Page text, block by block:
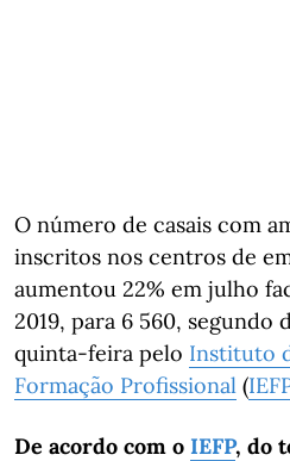
O número de casais com
inscritos nos centros de
aumentou 22% em julho
2019, para 6 560, segundo
quinta-feira pelo Instituto
Formação Profissional (
De acordo com o IEFP, do